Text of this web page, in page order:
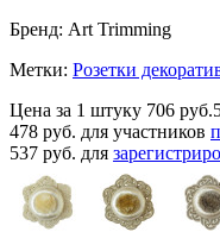
Бренд: Art Trimming
Метки: Розетки
Цена за 1 штуку 706 руб.
478 руб. для участников
537 руб. для